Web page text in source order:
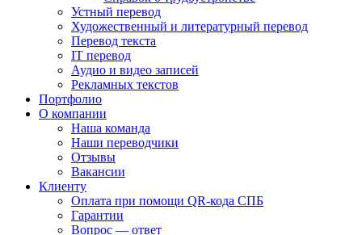
Устный перевод
Художественный и литературный перевод
Перевод текста
IT перевод
Аудио и видео записей
Рекламных текстов
Портфолио
О компании
Наша команда
Наши переводчики
Отзывы
Вакансии
Клиенту
Оплата при помощи QR-кода СПБ
Гарантии
Вопрос — ответ